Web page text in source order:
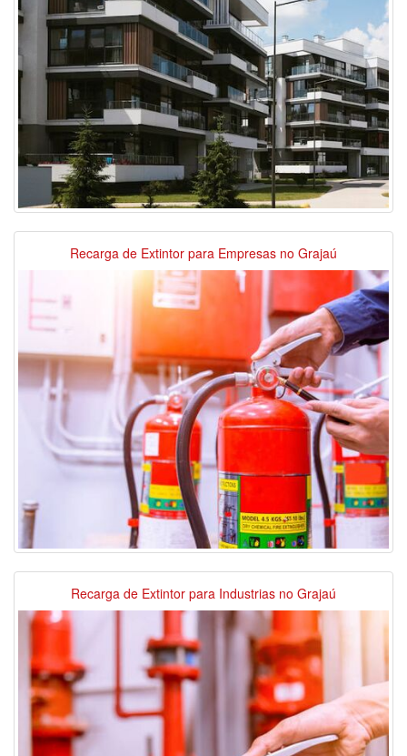
Recarga de Extintor para Empresas no Grajaú
Recarga de Extintor para Industrias no Grajaú